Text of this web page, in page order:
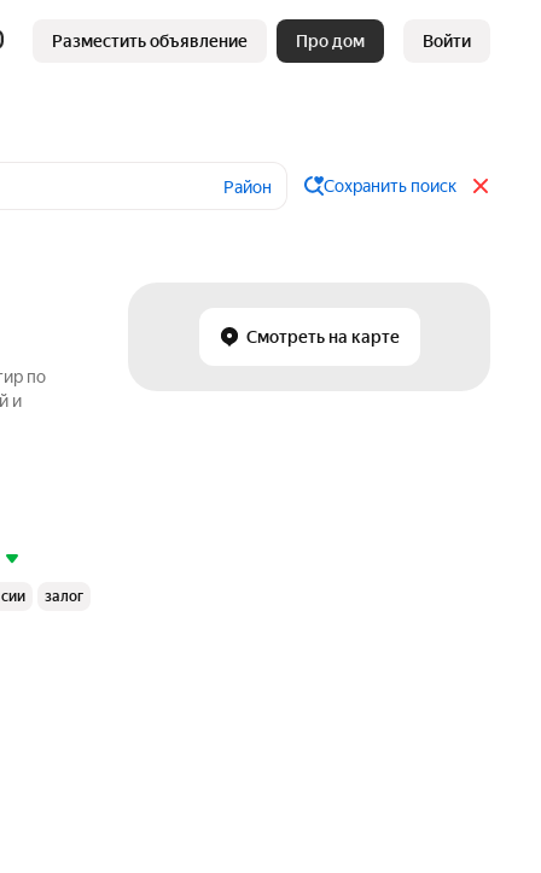
Разместить объявление Про дом Войти
Район Сохранить поиск
Смотреть на карте
по
и
залог